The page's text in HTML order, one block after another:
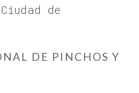
de
DE PINCHOS Y